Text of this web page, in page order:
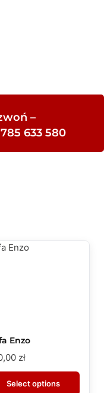
–
633 580
Enzo
zł
Select options